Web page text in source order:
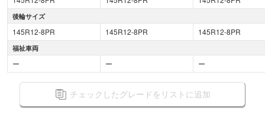
後輪サイズ
145R12-8PR 145R12-8PR 145R12-8PR
福祉車両
ー ー ー
チェックしたグレードをリストに追加